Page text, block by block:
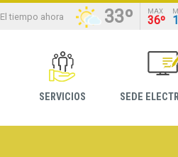
El tiempo ahora 33º MAX
36º
SERVICIOS SEDE